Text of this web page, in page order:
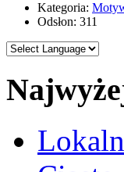
Kategoria:
Odsłon: 311